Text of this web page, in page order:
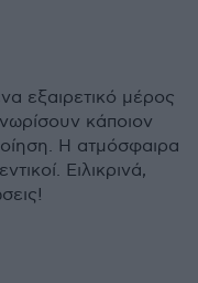
εξαιρετικό μέρος
κάποιον
Η ατμόσφαιρα
Ειλικρινά,